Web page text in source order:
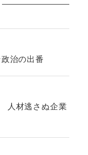
治の出番
人材逃さぬ企業